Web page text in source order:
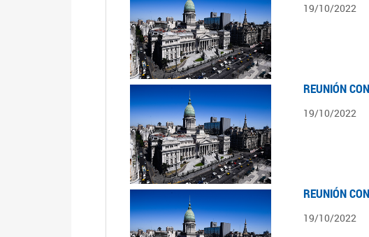
19/10/2022
REUNIÓN
19/10/2022
REUNIÓN
19/10/2022